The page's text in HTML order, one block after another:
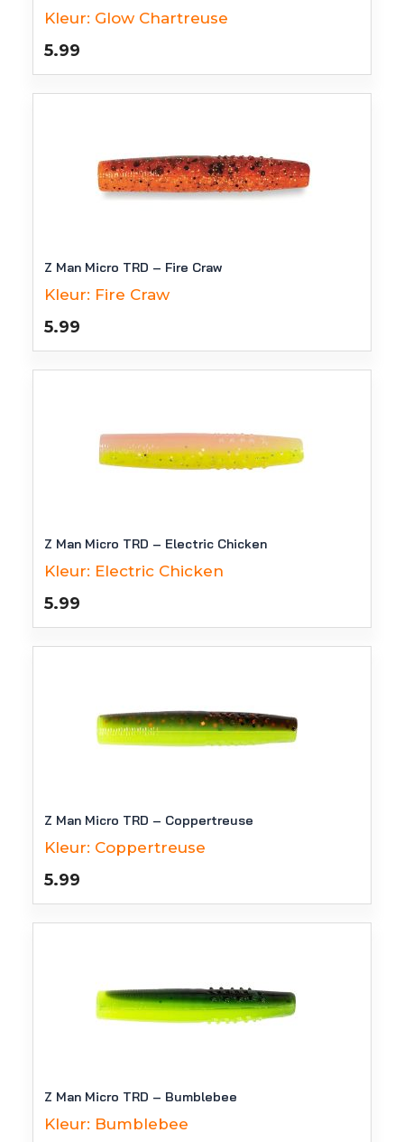
Kleur: Glow Chartreuse
5.99
Z Man Micro TRD – Fire Craw
Kleur: Fire Craw
5.99
Z Man Micro TRD – Electric Chicken
Kleur: Electric Chicken
5.99
Z Man Micro TRD – Coppertreuse
Kleur: Coppertreuse
5.99
Z Man Micro TRD – Bumblebee
Kleur: Bumblebee